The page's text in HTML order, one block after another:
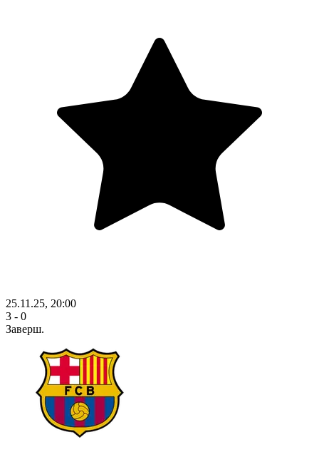
25.11.25, 20:00
3 - 0
Заверш.